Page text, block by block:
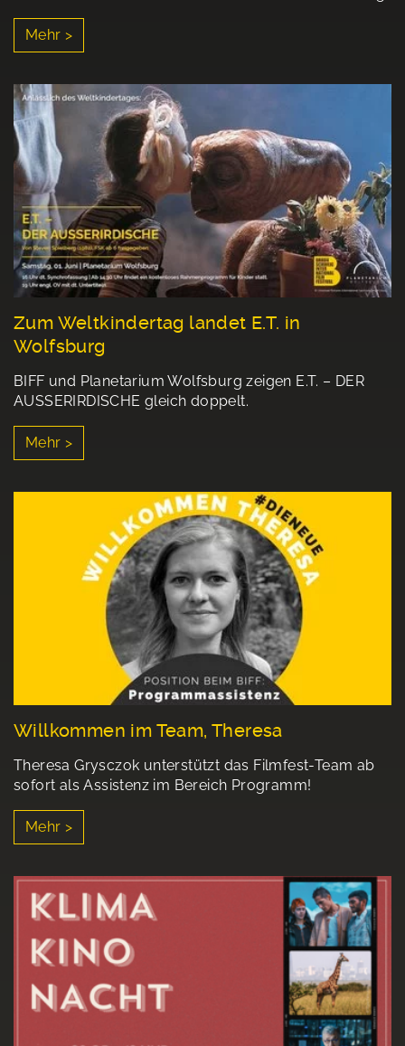
Mehr >
Zum Weltkindertag landet E.T. in
Wolfsburg
BIFF und Planetarium Wolfsburg zeigen E.T. – DER
AUSSERIRDISCHE gleich doppelt.
Mehr >
Willkommen im Team, Theresa
Theresa Grysczok unterstützt das Filmfest-Team ab
sofort als Assistenz im Bereich Programm!
Mehr >